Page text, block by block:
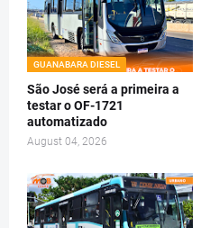
GUANABARA DIESEL
São José será a primeira a
testar o OF-1721
automatizado
August 04, 2026